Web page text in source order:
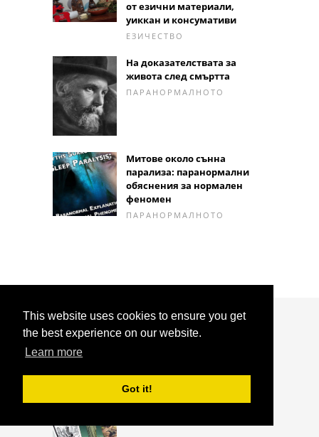
This website uses cookies to ensure you get
the best experience on our website.
Learn more
Got it!
от езични материали,
уиккан и консумативи
ЕЗИЧЕСТВО
На доказателствата за
живота след смъртта
ПАРАНОРМАЛНОТО
Митове около сънна
парализа: паранормални
обяснения за нормален
феномен
ПАРАНОРМАЛНОТО
ИНТЕРЕСНИ СТАТИИ
Отшелникът на Таро